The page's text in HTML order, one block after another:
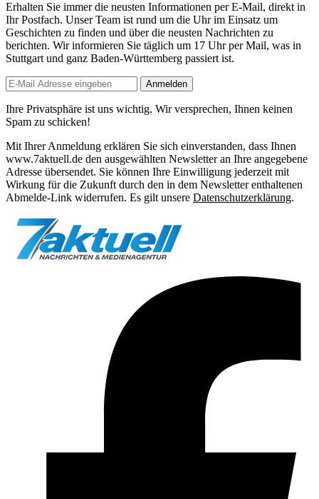
Erhalten Sie immer die neusten Informationen per E-Mail, direkt in
Ihr Postfach. Unser Team ist rund um die Uhrim Einsatz um
Geschichten zu finden und über die neusten Nachrichten zu
berichten. Wir informieren Sie täglich um 17 Uhrper Mail, was in
Stuttgart und ganz Baden-Württemberg passiert ist.
Anmelden
Ihre Privatsphäre ist uns wichtig. Wir versprechen, Ihnen keinen
Spam zu schicken!
Mit Ihrer Anmeldung erklären Sie sich einverstanden, dass Ihnen
www.7aktuell.de den ausgewählten Newsletter an Ihre angegebene
Adresse übersendet. Sie können Ihre Einwilligung jederzeit mit
Wirkung für die Zukunft durch den in dem Newsletter enthaltenen
Abmelde-Link widerrufen. Es gilt unsere Datenschutzerklärung.